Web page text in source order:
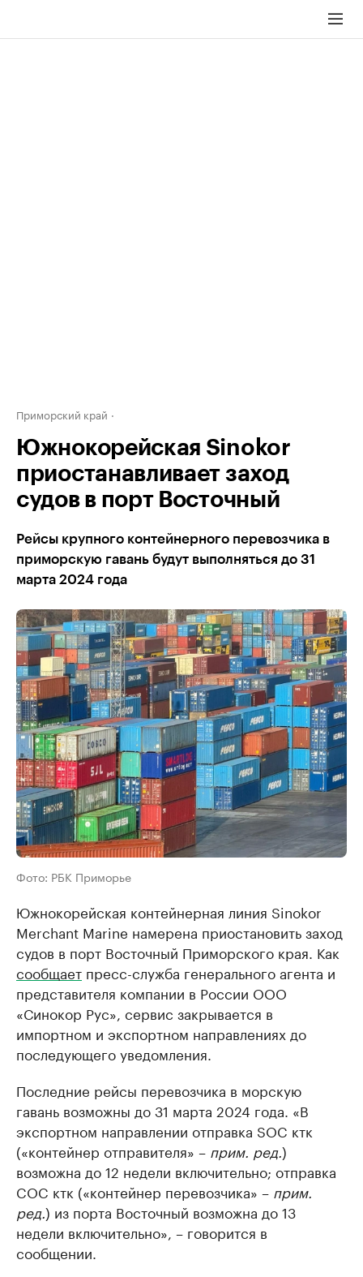
Приморский край
Южнокорейская Sinokor
приостанавливает заход
судов в порт Восточный
Рейсы крупного контейнерного перевозчика в
приморскую гавань будут выполняться до 31
марта 2024 года
Фото: РБК Приморье
Южнокорейская контейнерная линия Sinokor
Merchant Marine намерена приостановить заход
судов в порт Восточный Приморского края. Как
сообщает пресс-служба генерального агента и
представителя компании в России ООО
«Синокор Рус», сервис закрывается в
импортном и экспортном направлениях до
последующего уведомления.
Последние рейсы перевозчика в морскую
гавань возможны до 31 марта 2024 года. «В
экспортном направлении отправка SOC ктк
(«контейнер отправителя» – прим. ред.)
возможна до 12 недели включительно; отправка
COC ктк («контейнер перевозчика» – прим.
ред.) из порта Восточный возможна до 13
недели включительно», – говорится в
сообщении.